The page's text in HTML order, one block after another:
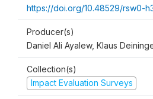
https://doi.org/10.48529/rsw0-
Producer(s)
Daniel Ali Ayalew, Klaus
Collection(s)
Impact Evaluation Surveys